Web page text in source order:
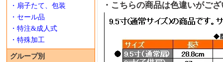
・扇子たて、包装
・セール品
・特注&成人式
・特殊加工
グループ別
・こちらの商品は色違いがご